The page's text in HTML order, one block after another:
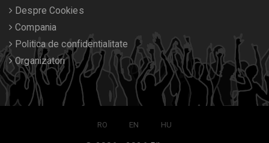
Despre Cookies
Compania
Politica de confidentialitate
Organizatori
RO EN HU